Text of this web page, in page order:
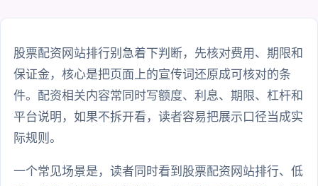
股票配资网站排行别急着下判断，先核对费用、期限和
保证金，核心是把页面上的宣传词还原成可核对的条
件。配资相关内容常同时写额度、利息、期限、杠杆和
平台说明，如果不拆开看，读者容易把展示口径当成实
际规则。
一个常见场景是，读者同时看到股票配资网站排行、低